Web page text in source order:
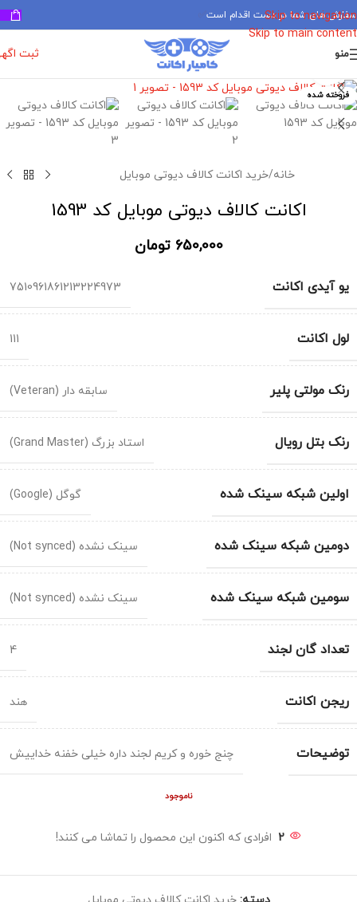
Skip to navigation
Skip to main content
سفارش های شما در دست اقدام است
منو ثبت
فروخته شده
برای بزرگنمایی کلیک کنید
خانه/خرید اکانت کالاف دیوتی موبایل
اکانت کالاف دیوتی موبایل کد 1593
650,000 تومان
یو آیدی اکانت 7510961861213224973
لول اکانت 111
رنک مولتی پلیر سابقه دار (Veteran)
رنک بتل رویال استاد بزرگ (Grand Master)
اولین شبکه سینک شده گوگل (Google)
دومین شبکه سینک شده سینک نشده (Not synced)
سومین شبکه سینک شده سینک نشده (Not synced)
تعداد گان لجند 4
ریجن اکانت هند
توضیحات چنج خوره و کریم لجند داره خیلی خفنه خداییش
ناموجود
2 افرادی که اکنون این محصول را تماشا می کنند!